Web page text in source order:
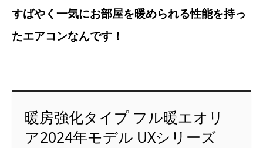
すばやく一気にお部屋を暖められる性能を持っ
たエアコンなんです！
暖房強化タイプ フル暖エオリ
ア2024年モデル UXシリーズ